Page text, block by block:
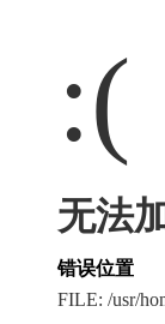
:(
无法
错误位置
FILE: /usr/